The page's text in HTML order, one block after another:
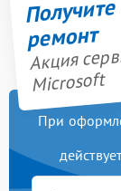
ремонт
Акция
Microsoft
При